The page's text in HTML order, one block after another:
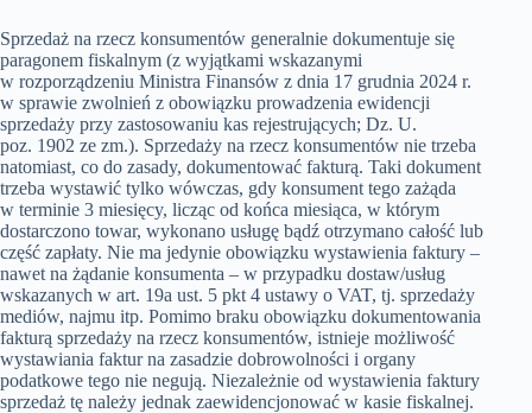
Sprzedaż na rzecz konsumentów generalnie dokumentuje się
paragonem fiskalnym (z wyjątkami wskazanymi
w rozporządzeniu Ministra Finansów z dnia 17 grudnia 2024 r.
w sprawie zwolnień z obowiązku prowadzenia ewidencji
sprzedaży przy zastosowaniu kas rejestrujących; Dz. U.
poz. 1902 ze zm.). Sprzedaży na rzecz konsumentów nie trzeba
natomiast, co do zasady, dokumentować fakturą. Taki dokument
trzeba wystawić tylko wówczas, gdy konsument tego zażąda
w terminie 3 miesięcy, licząc od końca miesiąca, w którym
dostarczono towar, wykonano usługę bądź otrzymano całość lub
część zapłaty. Nie ma jedynie obowiązku wystawienia faktury –
nawet na żądanie konsumenta – w przypadku dostaw/usług
wskazanych w art. 19a ust. 5 pkt 4 ustawy o VAT, tj. sprzedaży
mediów, najmu itp. Pomimo braku obowiązku dokumentowania
fakturą sprzedaży na rzecz konsumentów, istnieje możliwość
wystawiania faktur na zasadzie dobrowolności i organy
podatkowe tego nie negują. Niezależnie od wystawienia faktury
sprzedaż tę należy jednak zaewidencjonować w kasie fiskalnej.